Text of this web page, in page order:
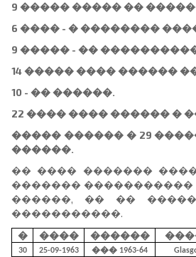
9 ����� ����� ��
6 ���� - � ��������
9 ����� - ��
14 ����� ���� ������
10 - �� ������.
22 ���� ���� ������ �
����� ������ � 29
������.
�� ���� �������
������� �����������
������, �� ��
�����������.
�
���� ������
30 25-09-1963 ��� 1963-64